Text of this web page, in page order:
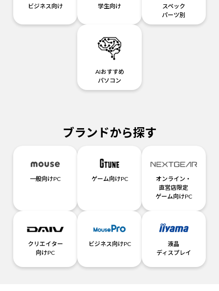
ビジネス向け 学生向け
スペック
パーツ別
AIおすすめ
パソコン
ブランドから探す
一般向けPC ゲーム向けPC
オンライン・
直営店限定
ゲーム向けPC
クリエイター
向けPC
ビジネス向けPC
液晶
ディスプレイ